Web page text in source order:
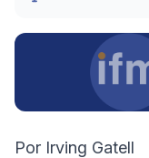
Por Irving Gatell